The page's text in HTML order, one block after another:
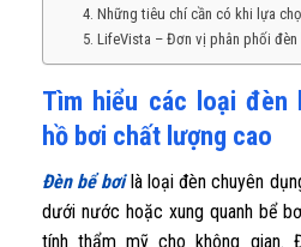
4. Những tiêu chí cần có khi lựa
5. LifeVista – Đơn vị phân phối
Tìm hiểu các loại đèn
hồ bơi chất lượng cao
Đèn bể bơilà loại đèn chuyên
dưới nước hoặc xung quanh bể
tính thẩm mỹ cho không gian.